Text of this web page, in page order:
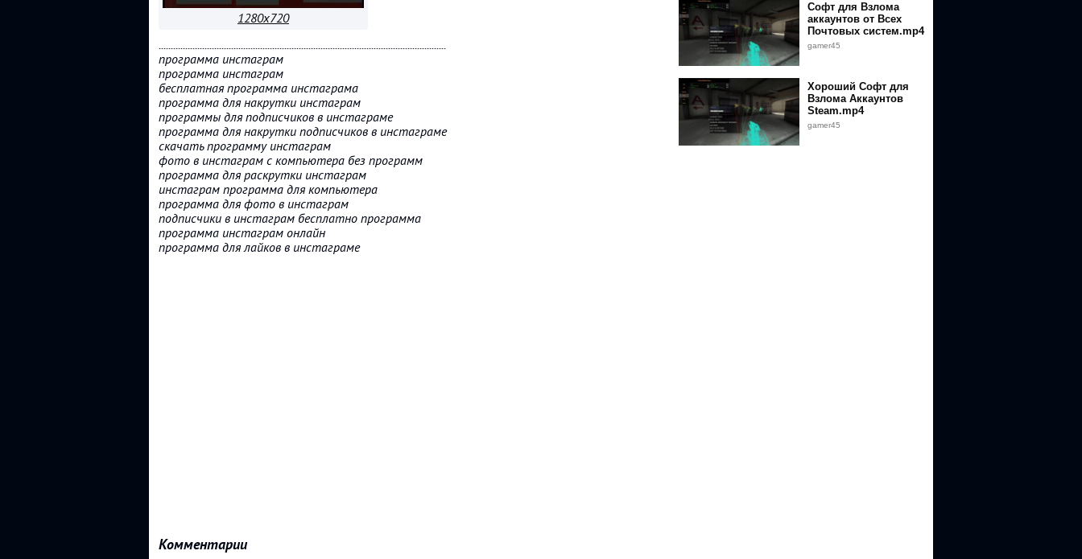
1280x720
.......................................................................................................................
программа инстаграм
программа инстаграм
бесплатная программа инстаграма
программа для накрутки инстаграм
программы для подписчиков в инстаграме
программа для накрутки подписчиков в инстаграме
скачать программу инстаграм
фото в инстаграм с компьютера без программ
программа для раскрутки инстаграм
инстаграм программа для компьютера
программа для фото в инстаграм
подписчики в инстаграм бесплатно программа
программа инстаграм онлайн
программа для лайков в инстаграме
Комментарии
Софт для Взлома
аккаунтов от Всех
Почтовых систем.mp4
gamer45
Хороший Софт для
Взлома Аккаунтов
Steam.mp4
gamer45